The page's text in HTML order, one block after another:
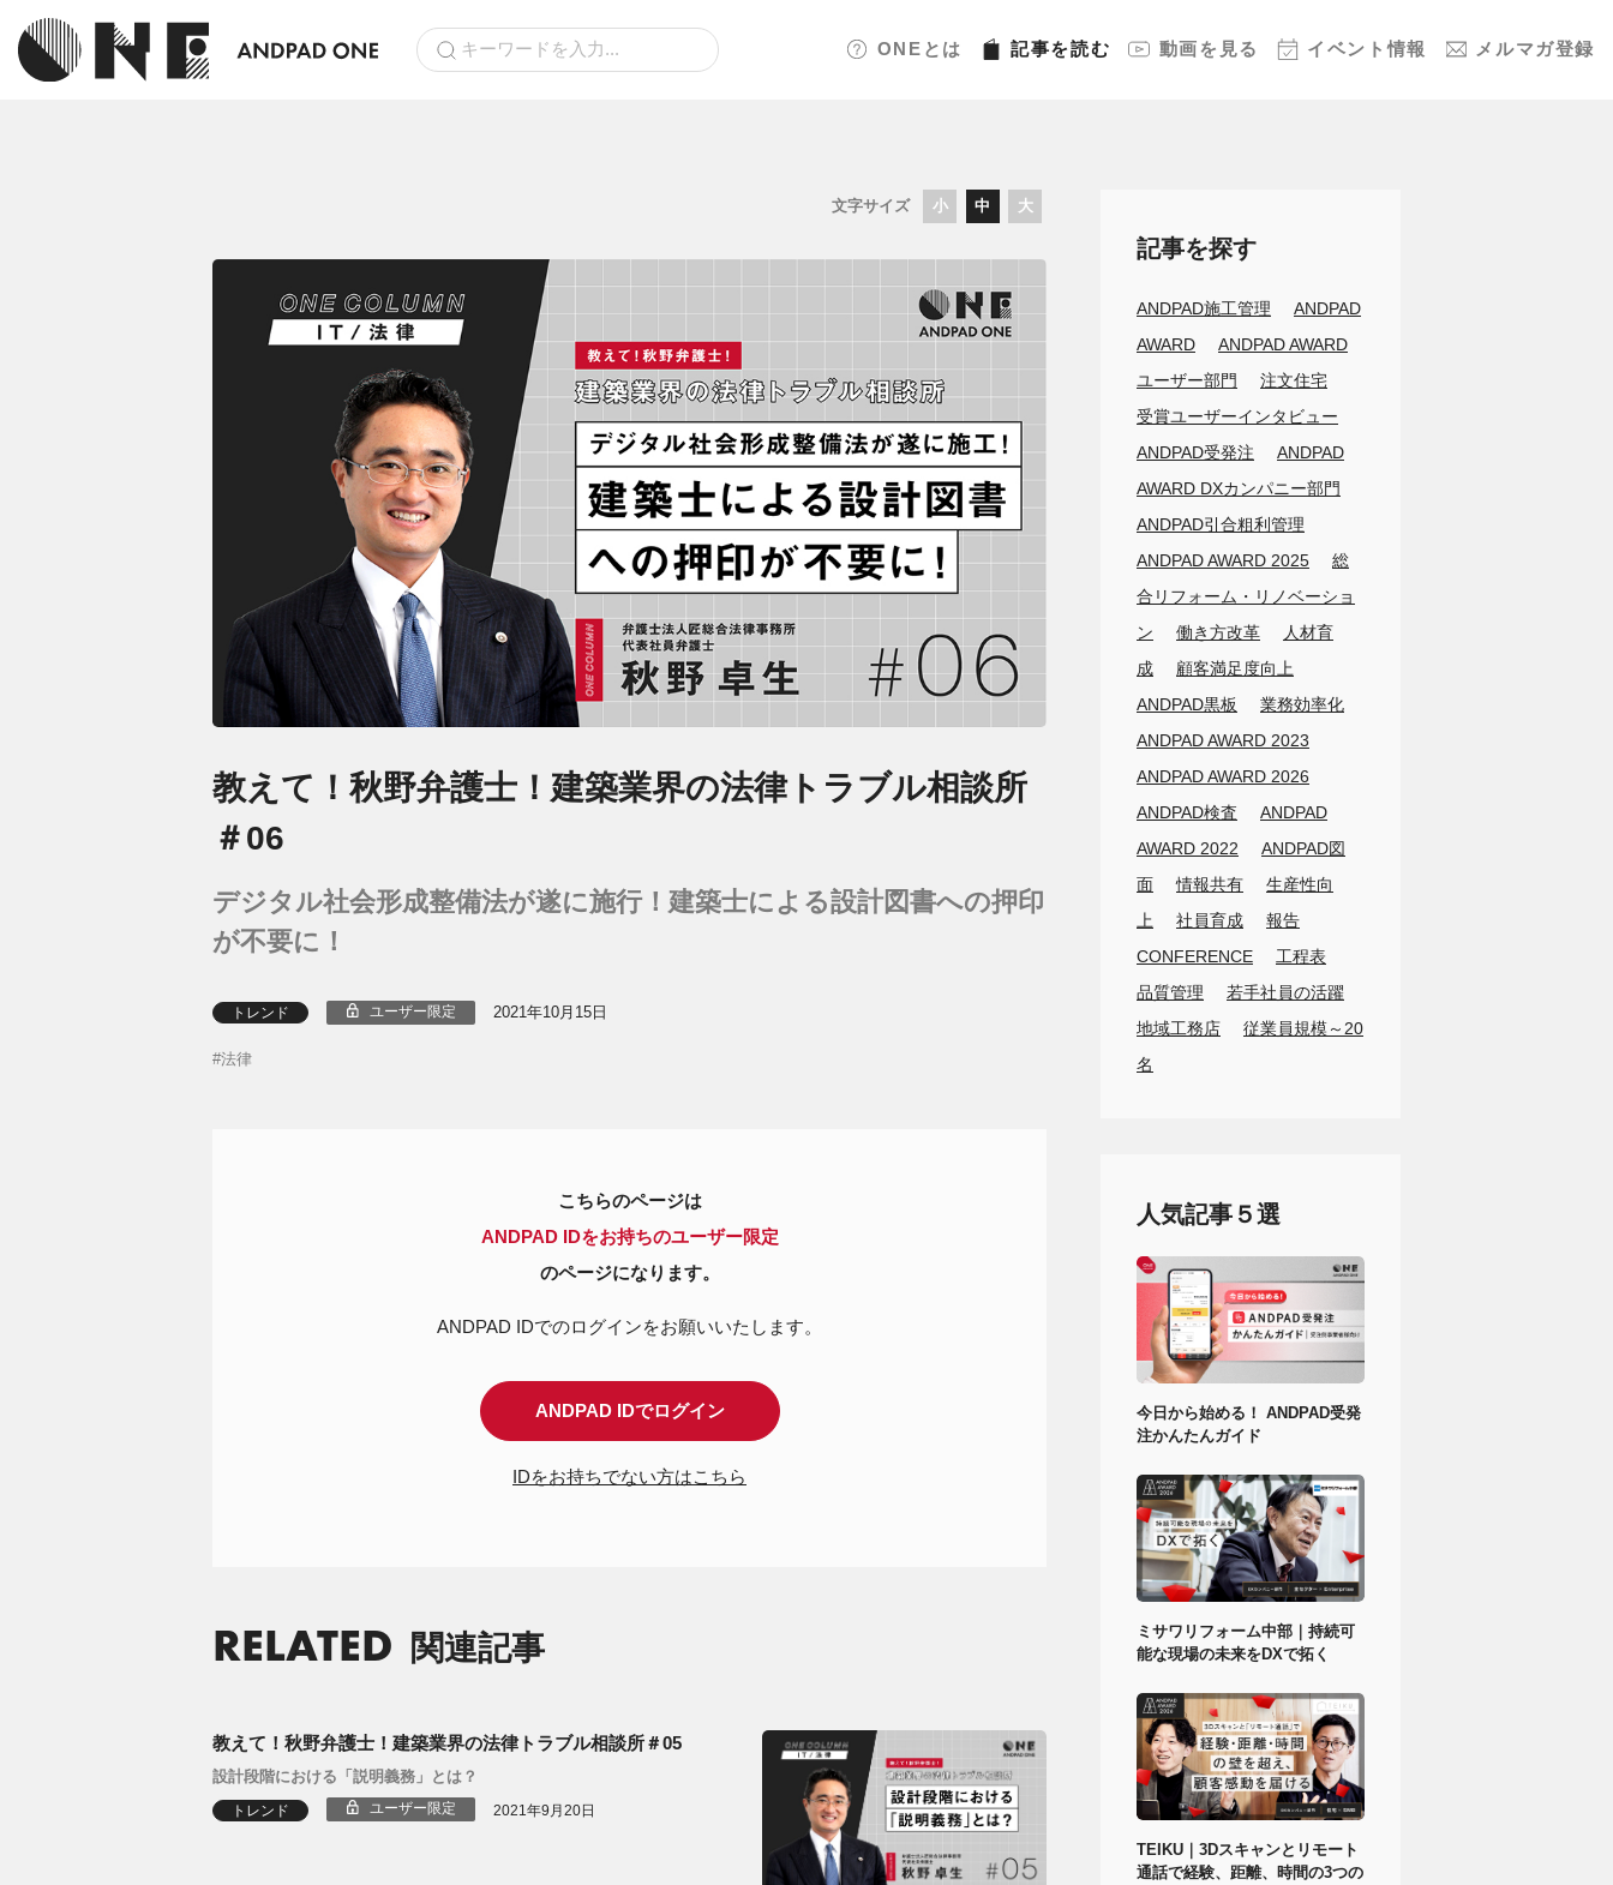
ONEとは 記事を読む 動画を見る イベント情報 メルマガ登録
文字サイズ 小 中 大
教えて！秋野弁護士！建築業界の法律トラブル相談所
＃06
デジタル社会形成整備法が遂に施行！建築士による設計図書への押印
が不要に！
トレンド ユーザー限定 2021年10月15日
法律
こちらのページは
ANDPAD IDをお持ちのユーザー限定
のページになります。
ANDPAD IDでのログインをお願いいたします。
ANDPAD IDでログイン
IDをお持ちでない方はこちら
RELATED 関連記事
教えて！秋野弁護士！建築業界の法律トラブル相談所＃05
設計段階における「説明義務」とは？
トレンド ユーザー限定 2021年9月20日
記事を探す
ANDPAD施工管理
ANDPAD
AWARD
ANDPAD AWARD
ユーザー部門
注文住宅
受賞ユーザーインタビュー
ANDPAD受発注
ANDPAD
AWARD DXカンパニー部門
ANDPAD引合粗利管理
ANDPAD AWARD 2025
総
合リフォーム・リノベーショ
ン
働き方改革
人材育
成
顧客満足度向上
ANDPAD黒板
業務効率化
ANDPAD AWARD 2023
ANDPAD AWARD 2026
ANDPAD検査
ANDPAD
AWARD 2022
ANDPAD図
面
情報共有
生産性向
上
社員育成
報告
CONFERENCE
工程表
品質管理
若手社員の活躍
地域工務店
従業員規模～20
名
人気記事５選
今日から始める！ ANDPAD受発
注かんたんガイド
ミサワリフォーム中部｜持続可
能な現場の未来をDXで拓く
TEIKU｜3Dスキャンとリモート
通話で経験、距離、時間の3つの